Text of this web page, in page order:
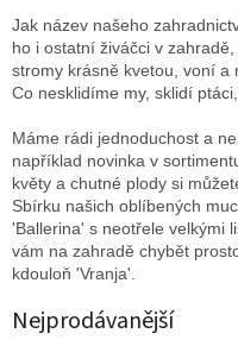
Jak název našeho
ho i ostatní živáčci v
stromy krásně kvetou, voní a
Co nesklidíme my, sklidí
Máme rádi jednoduchost a
například novinka v
květy a chutné plody si
Sbírku našich oblíbených
'Ballerina' s neotřele velkými
vám na zahradě chybět
kdouloň 'Vranja'.
Nejprodávanější